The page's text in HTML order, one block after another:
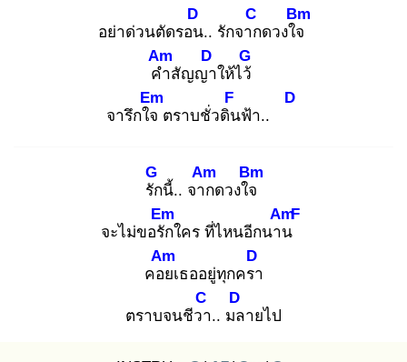
อย่าด่วนตัดรอน
D
.. รักจาก
C
ดวงใจ
Bm
คำ
Am
สัญญา
D
ให้ไว้
G
จารึกใจ
Em
ตราบชั่วดิน
F
ฟ้า..
D
รัก
G
นี้.. จาก
Am
ดวงใจ
Bm
จะไม่ขอรัก
Em
ใคร ที่ไหนอีกนาน
AmF
คอย
Am
เธออยู่ทุกครา
D
ตราบจนชีวา
C
.. มล
D
ายไป